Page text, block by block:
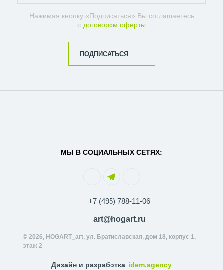
Нажимая кнопку «Подписаться» Вы соглашаетесь
с договором оферты
ПОДПИСАТЬСЯ
МЫ В СОЦИАЛЬНЫХ СЕТЯХ:
+7 (495) 788-11-06
art@hogart.ru
© 2026, HOGART_art, ул. Братиславская, дом 18, корпус 1,
этаж 2
Дизайн и разработка idem.agency